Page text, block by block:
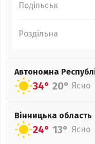
Подільськ
Роздільна
Автономна
34° 20° Ясно
Вінницька область
24° 13° Ясно